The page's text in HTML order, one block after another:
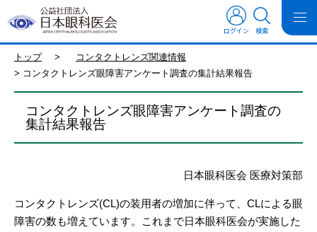
ログイン 検索
トップ >
コンタクトレンズ関連情報
> コンタクトレンズ眼障害アンケート調査の集計結果報告
コンタクトレンズ眼障害アンケート調査の
集計結果報告
日本眼科医会 医療対策部
コンタクトレンズ(CL)の装用者の増加に伴って、CLによる眼
障害の数も増えています。これまで日本眼科医会が実施した